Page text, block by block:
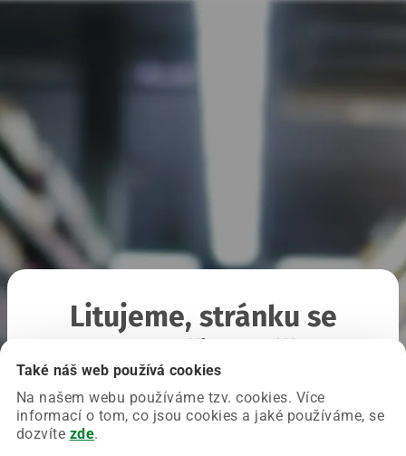
Také náš web používá cookies
Na našem webu používáme tzv. cookies. Více
informací o tom, co jsou cookies a jaké používáme, se
dozvíte zde.
Litujeme, stránku se
Chyba nastala na naší straně a už ji opravujeme.
Zkuste prosím znovu načíst požadovanou stránku.